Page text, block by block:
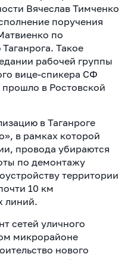
Вячеслав Тимченко
поручения
по
Такое
рабочей группы
вице-спикера СФ
в Ростовской
в Таганроге
в рамках которой
провода убираются
по демонтажу
территории
10 км
линий.
сетей уличного
микрорайоне
нового